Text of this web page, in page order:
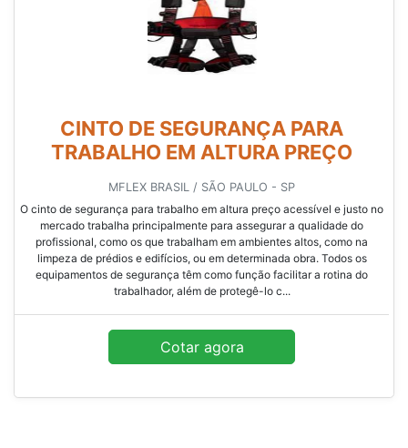
CINTO DE SEGURANÇA PARA
TRABALHO EM ALTURA PREÇO
MFLEX BRASIL / SÃO PAULO - SP
O cinto de segurança para trabalho em altura preço acessível e justo no
mercado trabalha principalmente para assegurar a qualidade do
profissional, como os que trabalham em ambientes altos, como na
limpeza de prédios e edifícios, ou em determinada obra. Todos os
equipamentos de segurança têm como função facilitar a rotina do
trabalhador, além de protegê-lo c...
Cotar agora